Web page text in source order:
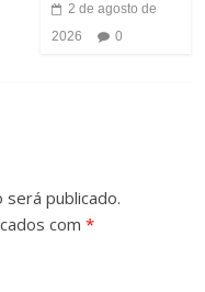
2 de agosto de
2026
0
publicado.
com *